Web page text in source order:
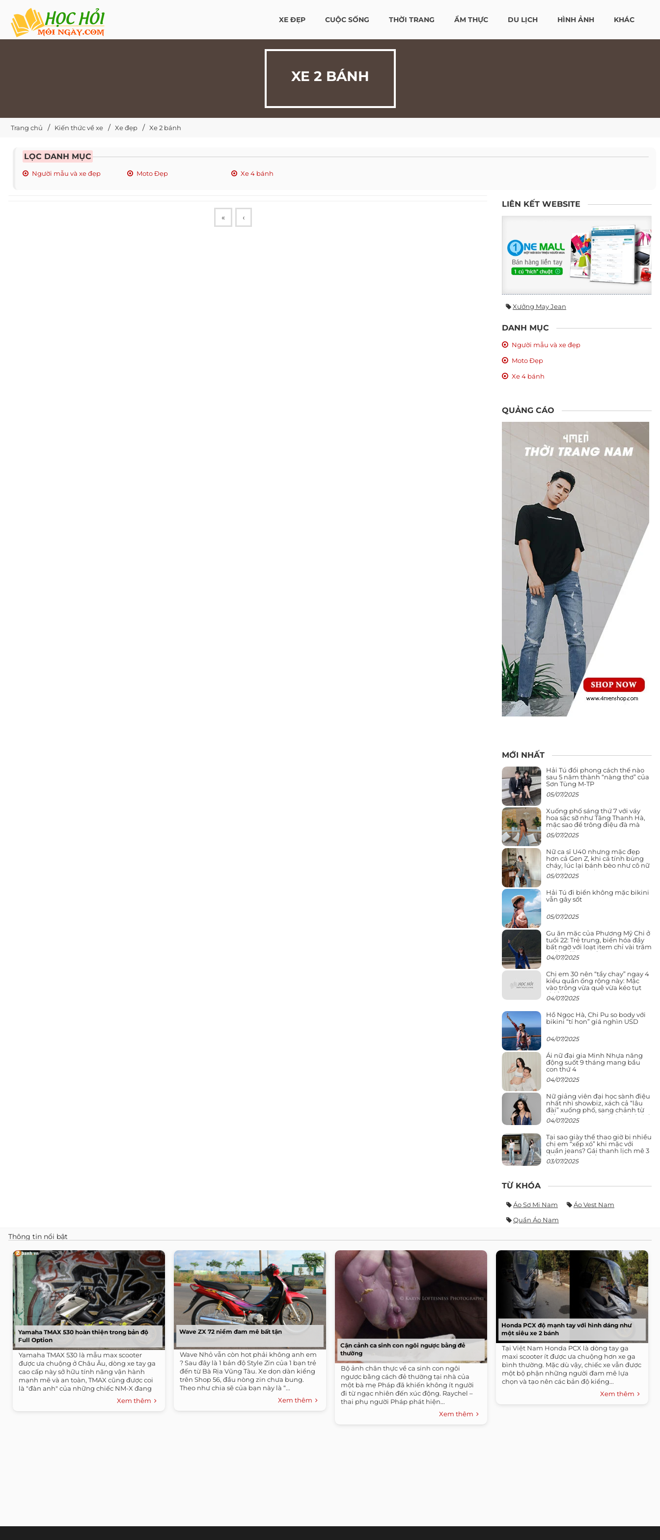
XE ĐẸP CUỘC SỐNG THỜI TRANG ẨM THỰC DU LỊCH HÌNH ẢNH KHÁC
XE 2 BÁNH
Trang chủ Kiến thức về xe Xe đẹp Xe 2 bánh
LỌC DANH MỤC
Người mẫu và xe đẹp Moto Đẹp Xe 4 bánh
« ‹
LIÊN KẾT WEBSITE
Xưởng May Jean
DANH MỤC
Người mẫu và xe đẹp
Moto Đẹp
Xe 4 bánh
QUẢNG CÁO
MỚI NHẤT
Hải Tú đổi phong cách thế nào
sau 5 năm thành “nàng thơ” của
Sơn Tùng M-TP
05/07/2025
Xuống phố sáng thứ 7 với váy
hoa sặc sỡ như Tăng Thanh Hà,
mặc sao để trông điệu đà mà
không sến
05/07/2025
Nữ ca sĩ U40 nhưng mặc đẹp
hơn cả Gen Z, khi cá tính bùng
cháy, lúc lại bánh bèo như cô nữ
chính ngôn tình
05/07/2025
Hải Tú đi biển không mặc bikini
vẫn gây sốt
05/07/2025
Gu ăn mặc của Phương Mỹ Chi ở
tuổi 22: Trẻ trung, biến hóa đầy
bất ngờ với loạt item chỉ vài trăm
nghìn đã mua được
04/07/2025
Chị em 30 nên “tẩy chay” ngay 4
kiểu quần ống rộng này: Mặc
vào trông vừa quê vừa kéo tụt
chiều cao
04/07/2025
Hồ Ngọc Hà, Chi Pu so body với
bikini “tí hon” giá nghìn USD
04/07/2025
Ái nữ đại gia Minh Nhựa năng
động suốt 9 tháng mang bầu
con thứ 4
04/07/2025
Nữ giảng viên đại học sành điệu
nhất nhì showbiz, xách cả “lâu
đài” xuống phố, sang chảnh từ
giảng đường ra phố khó ai đọ lại
04/07/2025
Tại sao giày thể thao giờ bị nhiều
chị em “xếp xó” khi mặc với
quần jeans? Gái thanh lịch mê 3
kiểu này hơn hẳn
03/07/2025
TỪ KHÓA
Áo Sơ Mi Nam
Áo Vest Nam
Quần Áo Nam
Thông tin nổi bật
Yamaha TMAX 530 hoàn thiện trong bản độ
Full Option
Yamaha TMAX 530 là mẫu max scooter
được ưa chuộng ở Châu Âu, dòng xe tay ga
cao cấp này sở hữu tính năng vận hành
mạnh mẽ và an toàn, TMAX cũng được coi
là "đàn anh" của những chiếc NM-X đang
Xem thêm
Wave ZX 72 niềm đam mê bất tận
Wave Nhỏ vẫn còn hot phải không anh em
? Sau đây là 1 bản độ Style Zin của 1 bạn trẻ
đến từ Bà Rịa Vũng Tàu. Xe dọn dàn kiểng
trên Shop 56, đầu nòng zin chưa bung.
Theo như chia sẽ của bạn này là “...
Xem thêm
Cận cảnh ca sinh con ngôi ngược bằng đẻ
thường
Bộ ảnh chân thực về ca sinh con ngôi
ngược bằng cách đẻ thường tại nhà của
một bà mẹ Pháp đã khiến không ít người
đi từ ngạc nhiên đến xúc động. Raychel –
thai phụ người Pháp phát hiện...
Xem thêm
Honda PCX độ mạnh tay với hình dáng như
một siêu xe 2 bánh
Tại Việt Nam Honda PCX là dòng tay ga
maxi scooter ít được ưa chuộng hơn xe ga
bình thường. Mặc dù vậy, chiếc xe vẫn được
một bộ phận những người đam mê lựa
chọn và tạo nên các bản độ kiểng...
Xem thêm